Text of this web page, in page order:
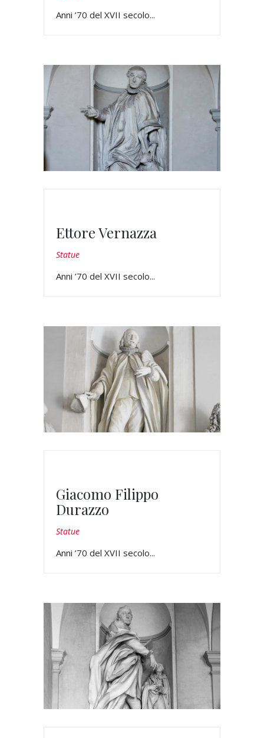
Anni ’70 del XVII secolo...
Ettore Vernazza
Statue
Anni ’70 del XVII secolo...
Giacomo Filippo
Durazzo
Statue
Anni ’70 del XVII secolo...